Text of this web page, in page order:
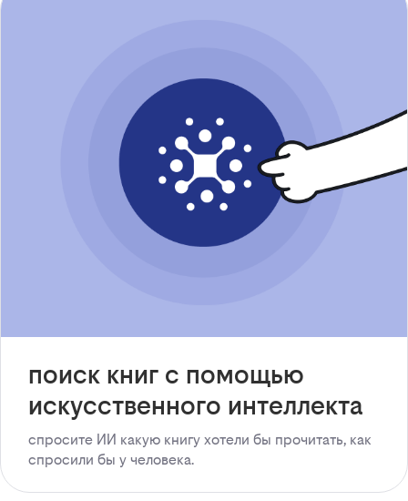
поиск книг с помощью
искусственного интеллекта
спросите ИИ какую книгу хотели бы прочитать, как
спросили бы у человека.